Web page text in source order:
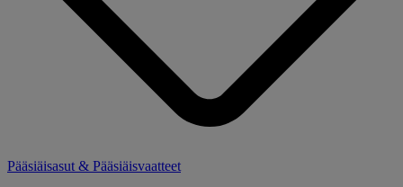
Pääsiäisasut & Pääsiäisvaatteet